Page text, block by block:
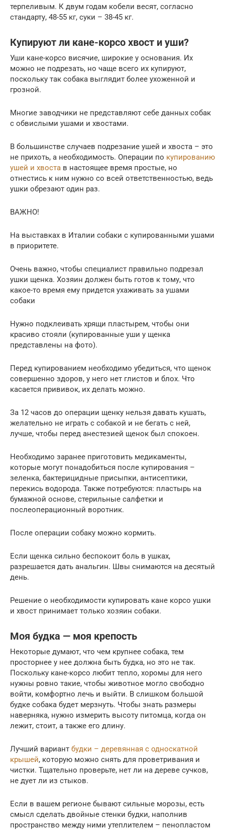
терпеливым. К двум годам кобели весят, согласно
стандарту, 48-55 кг, суки – 38-45 кг.
Купируют ли кане-корсо хвост и уши?
Уши кане-корсо висячие, широкие у основания. Их
можно не подрезать, но чаще всего их купируют,
поскольку так собака выглядит более ухоженной и
грозной.
Многие заводчики не представляют себе данных собак
с обвислыми ушами и хвостами.
В большинстве случаев подрезание ушей и хвоста – это
не прихоть, а необходимость. Операции по купированию
ушей и хвоста в настоящее время простые, но
отнестись к ним нужно со всей ответственностью, ведь
ушки обрезают один раз.
ВАЖНО!
На выставках в Италии собаки с купированными ушами
в приоритете.
Очень важно, чтобы специалист правильно подрезал
ушки щенка. Хозяин должен быть готов к тому, что
какое-то время ему придется ухаживать за ушами
собаки
Нужно подклеивать хрящи пластырем, чтобы они
красиво стояли (купированные уши у щенка
представлены на фото).
Перед купированием необходимо убедиться, что щенок
совершенно здоров, у него нет глистов и блох. Что
касается прививок, их делать можно.
За 12 часов до операции щенку нельзя давать кушать,
желательно не играть с собакой и не бегать с ней,
лучше, чтобы перед анестезией щенок был спокоен.
Необходимо заранее приготовить медикаменты,
которые могут понадобиться после купирования –
зеленка, бактерицидные присыпки, антисептики,
перекись водорода. Также потребуются: пластырь на
бумажной основе, стерильные салфетки и
послеоперационный воротник.
После операции собаку можно кормить.
Если щенка сильно беспокоит боль в ушках,
разрешается дать анальгин. Швы снимаются на десятый
день.
Решение о необходимости купировать кане корсо ушки
и хвост принимает только хозяин собаки.
Моя будка — моя крепость
Некоторые думают, что чем крупнее собака, тем
просторнее у нее должна быть будка, но это не так.
Поскольку кане-корсо любит тепло, хоромы для него
нужны ровно такие, чтобы животное могло свободно
войти, комфортно лечь и выйти. В слишком большой
будке собака будет мерзнуть. Чтобы знать размеры
наверняка, нужно измерить высоту питомца, когда он
лежит, стоит, а также его длину.
Лучший вариант будки – деревянная с односкатной
крышей, которую можно снять для проветривания и
чистки. Тщательно проверьте, нет ли на дереве сучков,
не дует ли из стыков.
Если в вашем регионе бывают сильные морозы, есть
смысл сделать двойные стенки будки, наполнив
пространство между ними утеплителем – пенопластом